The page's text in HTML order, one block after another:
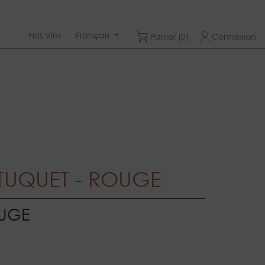
Nos Vins Français Panier (0) Connexion
- ROUGE